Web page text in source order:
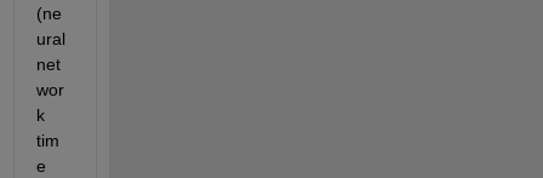
(ne
ural
net
wor
k
tim
e